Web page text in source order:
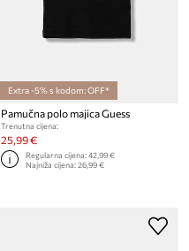
Extra -5% s kodom: OFF*
Pamučna polo majica Guess
Trenutna cijena:
25,99 €
Regularna cijena:42,99 €
Najniža cijena:26,99 €